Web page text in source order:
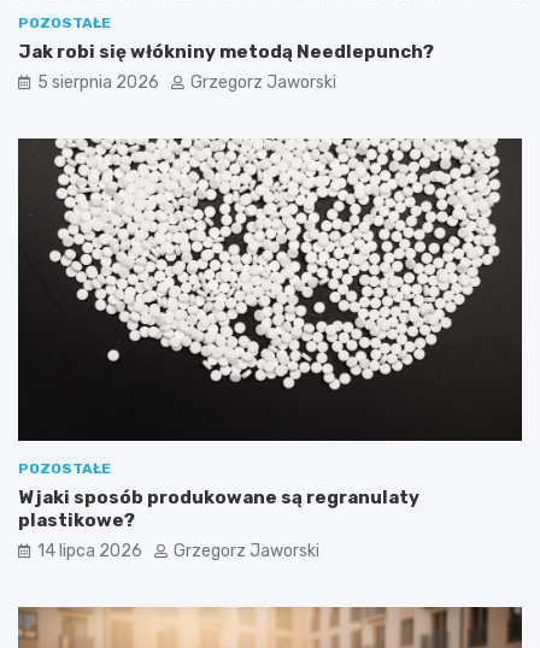
POZOSTAŁE
Jak robi się włókniny metodą Needlepunch?
5 sierpnia 2026 Grzegorz Jaworski
POZOSTAŁE
W jaki sposób produkowane są regranulaty
plastikowe?
14 lipca 2026 Grzegorz Jaworski